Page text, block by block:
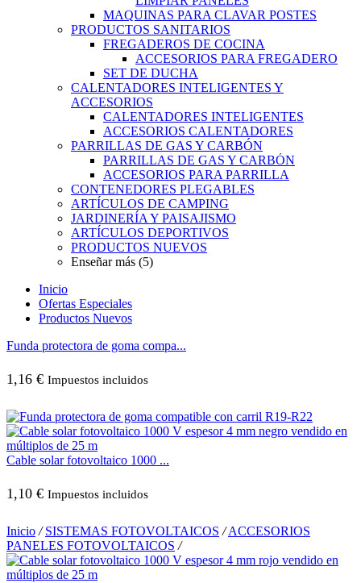
MAQUINAS PARA CLAVAR POSTES
PRODUCTOS SANITARIOS
FREGADEROS DE COCINA
ACCESORIOS PARA FREGADERO
SET DE DUCHA
CALENTADORES INTELIGENTES Y
ACCESORIOS
CALENTADORES INTELIGENTES
ACCESORIOS CALENTADORES
PARRILLAS DE GAS Y CARBÓN
PARRILLAS DE GAS Y CARBÓN
ACCESORIOS PARA PARRILLA
CONTENEDORES PLEGABLES
ARTÍCULOS DE CAMPING
JARDINERÍA Y PAISAJISMO
ARTÍCULOS DEPORTIVOS
PRODUCTOS NUEVOS
Enseñar más (5)
Inicio
Ofertas Especiales
Productos Nuevos
Funda protectora de goma compa...
1,16 € Impuestos incluidos
Cable solar fotovoltaico 1000 ...
1,10 € Impuestos incluidos
Inicio / SISTEMAS FOTOVOLTAICOS / ACCESORIOS
PANELES FOTOVOLTAICOS /